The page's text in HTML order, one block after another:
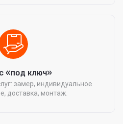
«под ключ»
замер, индивидуальное
доставка, монтаж.